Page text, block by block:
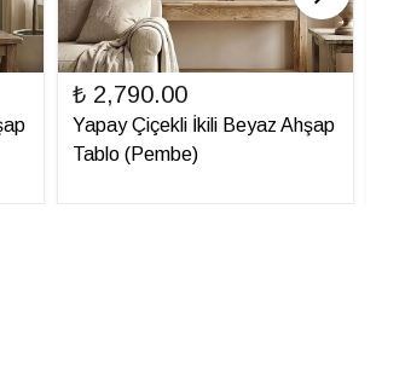
₺ 2,790.00
Yapay Çiçekli İkili Beyaz Ahşap
Tablo (Pembe)